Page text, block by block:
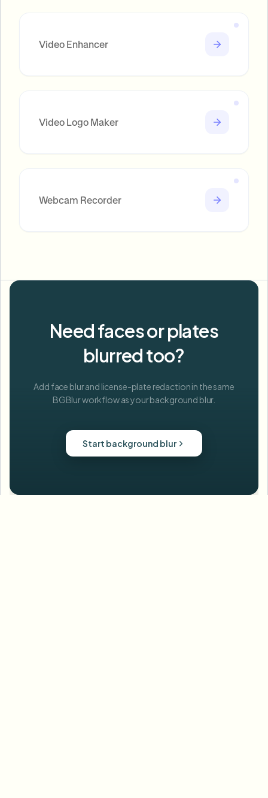
Video Enhancer
Video Logo Maker
Webcam Recorder
Need faces or plates
blurred too?
Add face blur and license-plate redaction in the same
BGBlur workflow as your background blur.
Start background blur